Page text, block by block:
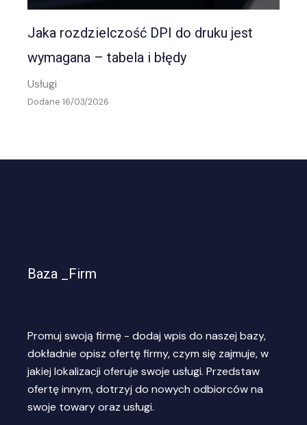
Jaka rozdzielczość DPI do druku jest
wymagana – tabela i błędy
Usługi
Dodane 16/03/2026
Baza _Firm
Promuj swoją firmę - dodaj wpis do naszej bazy,
dokładnie opisz ofertę firmy, czym się zajmuje, w
jakiej lokalizacji oferuje swoje usługi. Przedstaw
ofertę innym, dotrzyj do nowych odbiorców na
swoje towary oraz usługi.